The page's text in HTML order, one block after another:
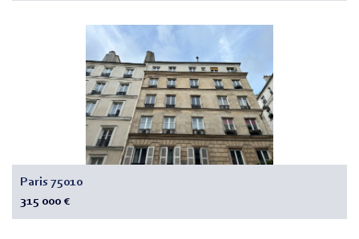
Paris 75010
315 000 €